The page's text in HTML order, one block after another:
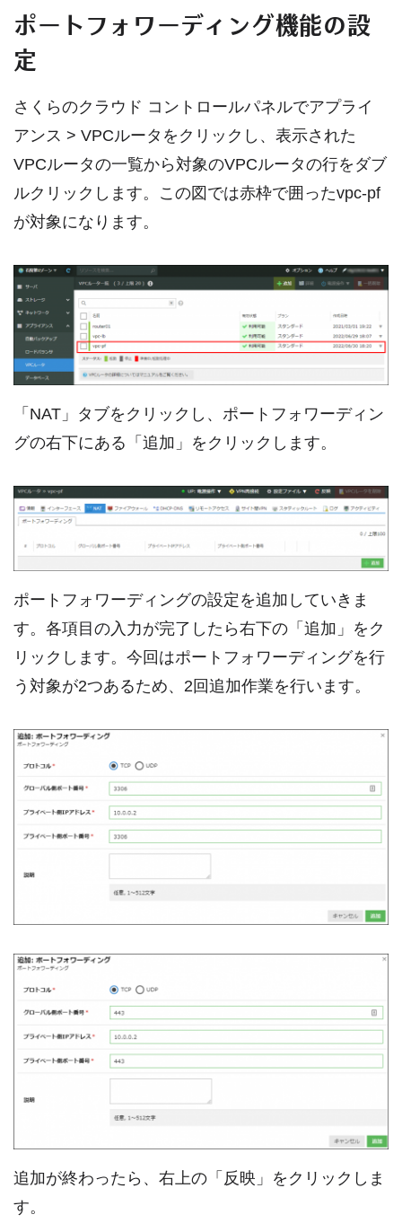
ポートフォワーディング機能の設
定
さくらのクラウド コントロールパネルでアプライ
アンス > VPCルータをクリックし、表示された
VPCルータの一覧から対象のVPCルータの行をダブ
ルクリックします。この図では赤枠で囲ったvpc-pf
が対象になります。
「NAT」タブをクリックし、ポートフォワーディン
グの右下にある「追加」をクリックします。
ポートフォワーディングの設定を追加していきま
す。各項目の入力が完了したら右下の「追加」をク
リックします。今回はポートフォワーディングを行
う対象が2つあるため、2回追加作業を行います。
追加が終わったら、右上の「反映」をクリックしま
す。